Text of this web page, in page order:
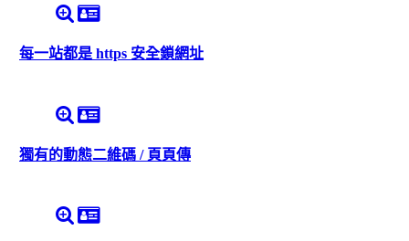
每一站都是 https 安全鎖網址
獨有的動態二維碼 / 頁頁傳